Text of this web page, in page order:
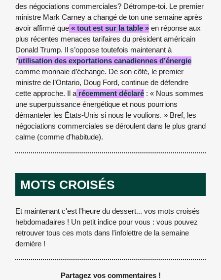
des négociations commerciales? Détrompe-toi. Le premier
ministre Mark Carney a changé de ton une semaine après
avoir affirmé que « tout est sur la table » en réponse aux
plus récentes menaces tarifaires du président américain
Donald Trump. Il s’oppose toutefois maintenant à
l’utilisation des exportations canadiennes d’énergie
comme monnaie d’échange. De son côté, le premier
ministre de l’Ontario, Doug Ford, continue de défendre
cette approche. Il a récemment déclaré : « Nous sommes
une superpuissance énergétique et nous pourrions
démanteler les États-Unis si nous le voulions. » Bref, les
négociations commerciales se déroulent dans le plus grand
calme (comme d’habitude).
MOTS CROISÉS
Et maintenant c'est l'heure du dessert... vos mots croisés
hebdomadaires ! Un petit indice pour vous : vous pouvez
retrouver tous ces mots dans l'infolettre de la semaine
dernière !
Partagez vos commentaires !